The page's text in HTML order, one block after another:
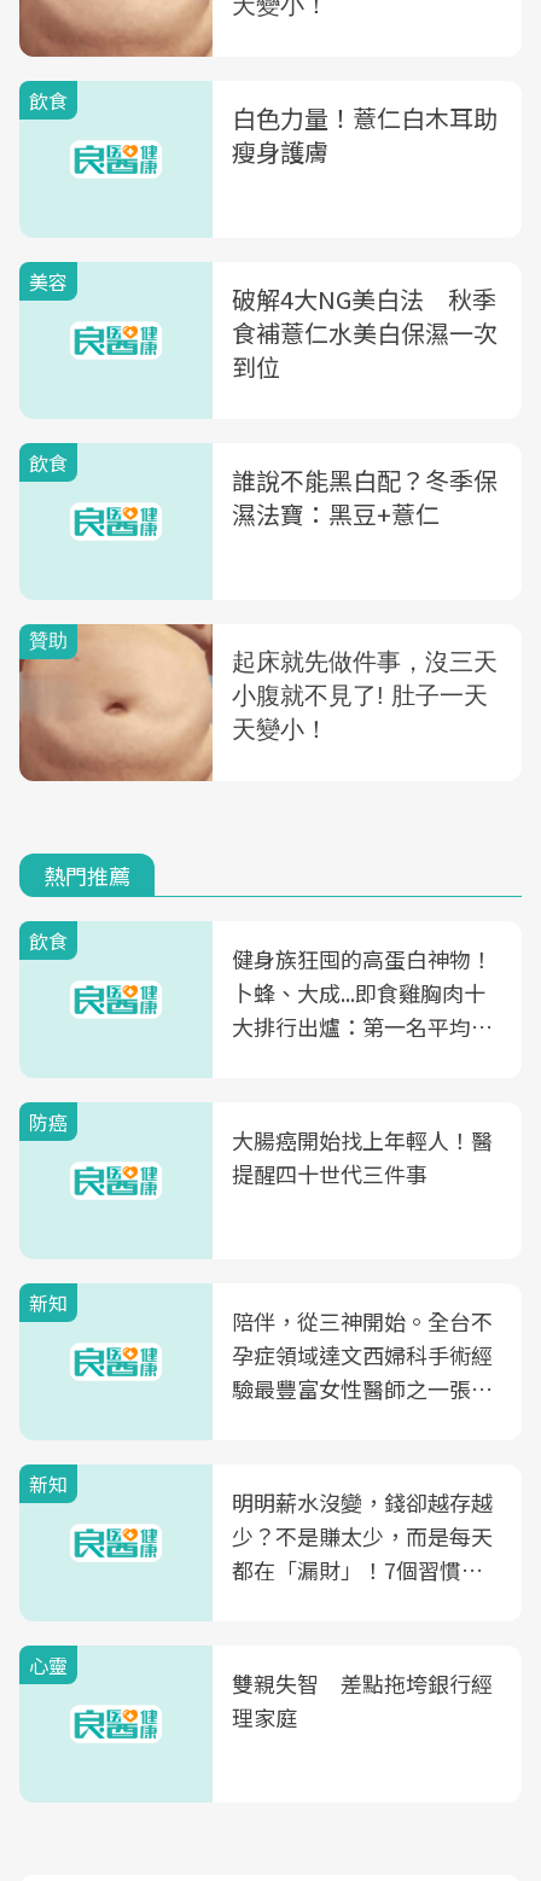
飲食
白色力量！薏仁白木耳助
瘦身護膚
美容
破解4大NG美白法 秋季
食補薏仁水美白保濕一次
到位
飲食
誰說不能黑白配？冬季保
濕法寶：黑豆+薏仁
熱門推薦
飲食
健身族狂囤的高蛋白神物！
卜蜂、大成...即食雞胸肉十
大排行出爐：第一名平均一
防癌
大腸癌開始找上年輕人！醫
提醒四十世代三件事
新知
陪伴，從三神開始。全台不
孕症領域達文西婦科手術經
驗最豐富女性醫師之一張永
光田醫院建構360度女性健
康照護生態圈
新知
明明薪水沒變，錢卻越存越
少？不是賺太少，而是每天
都在「漏財」！7個習慣一
心靈
雙親失智 差點拖垮銀行經
理家庭